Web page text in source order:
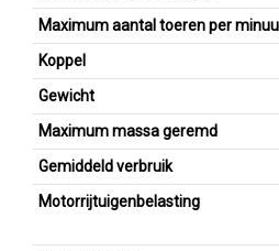
Maximum aantal toeren per
Koppel
Gewicht
Maximum massa geremd
Gemiddeld verbruik
Motorrijtuigenbelasting